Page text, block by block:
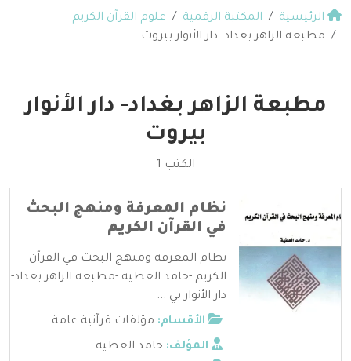
الرئيسية المكتبة الرقمية
علوم القرآن الكريم
مطبعة الزاهر بغداد- دار الأنوار بيروت
مطبعة الزاهر بغداد- دار الأنوار
بيروت
الكتب 1
نظام المعرفة ومنهج البحث
في القرآن الكريم
نظام المعرفة ومنهج البحث في القرآن
الكريم -حامد العطيه -مطبعة الزاهر بغداد-
دار الأنوار بي ...
الأقسام: مؤلفات قرآنية عامة
المؤلف: حامد العطيه